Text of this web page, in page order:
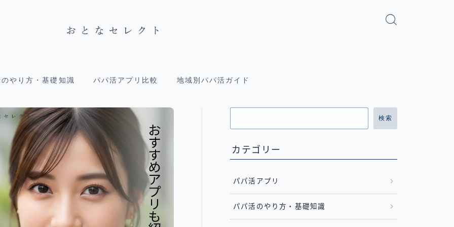
やり方・基礎知識 パパ活アプリ比較 地域別パパ活ガイド
検索
カテゴリー
パパ活アプリ
パパ活のやり方・基礎知識